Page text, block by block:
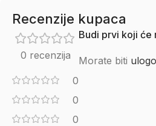
Recenzije kupaca
0 recenzija
0
0
0
Budi prvi koji će
Morate biti